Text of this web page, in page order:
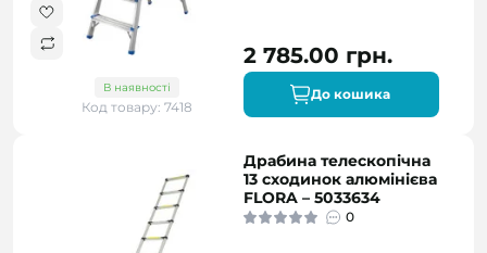
В наявності
Код товару: 7418
2 785.00 грн.
До кошика
Драбина телескопічна
13 сходинок алюмінієва
FLORA – 5033634
0